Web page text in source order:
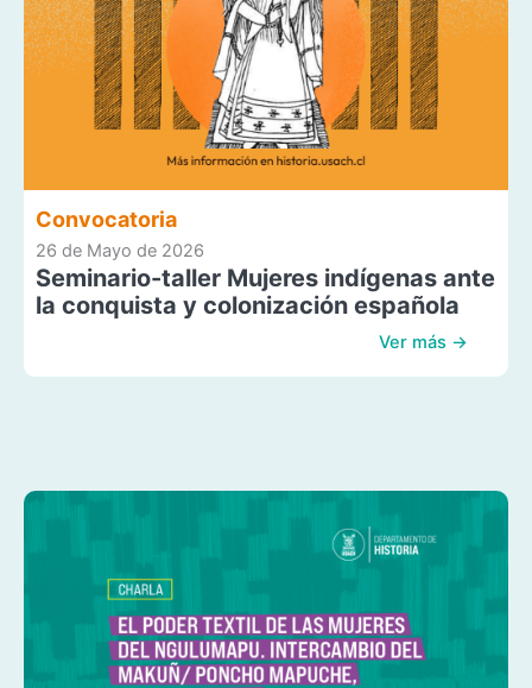
Convocatoria
26 de Mayo de 2026
Seminario-taller Mujeres indígenas ante
la conquista y colonización española
Ver más →